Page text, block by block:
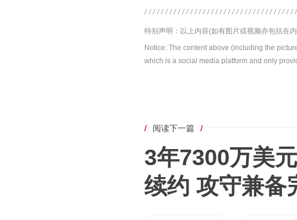
特别声明：以上内容(如有图片或视频亦包括在
Notice: The content above (including the
which is a social media platform and only
/ 阅读下一篇 /
3年7300万美
续约 攻守兼备